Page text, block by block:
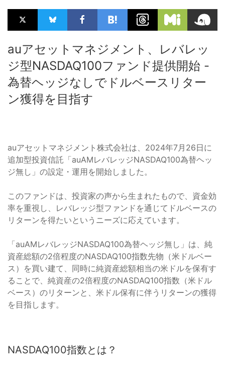
auアセットマネジメント、レバレッ
ジ型NASDAQ100ファンド提供開始 -
為替ヘッジなしでドルベースリター
ン獲得を目指す
auアセットマネジメント株式会社は、2024年7月26日に
追加型投資信託「auAMレバレッジNASDAQ100為替ヘッ
ジ無し」の設定・運用を開始しました。
このファンドは、投資家の声から生まれたもので、資金効
率を重視し、レバレッジ型ファンドを通じてドルベースの
リターンを得たいというニーズに応えています。
「auAMレバレッジNASDAQ100為替ヘッジ無し」は、純
資産総額の2倍程度のNASDAQ100指数先物（米ドルベー
ス）を買い建て、同時に純資産総額相当の米ドルを保有す
ることで、純資産の2倍程度のNASDAQ100指数（米ドル
ベース）のリターンと、米ドル保有に伴うリターンの獲得
を目指します。
NASDAQ100指数とは？